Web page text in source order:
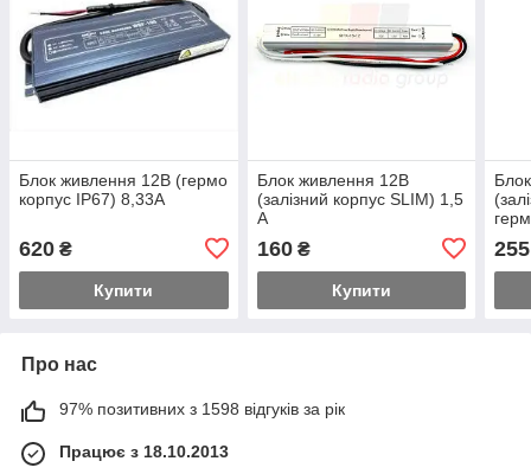
Блок живлення 12В (гермо
корпус IP67) 8,33А
620 ₴
Купити
Блок живлення 12В
(залізний корпус SLIM) 1,5
А
160₴
Купити
255
Про нас
97% позитивних з 1598 відгуків за рік
Працює з 18.10.2013